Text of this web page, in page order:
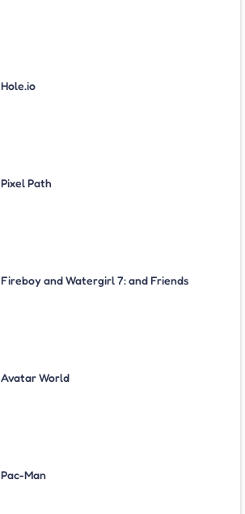
Hole.io
Pixel Path
Fireboy and Watergirl 7: and Friends
Avatar World
Pac-Man